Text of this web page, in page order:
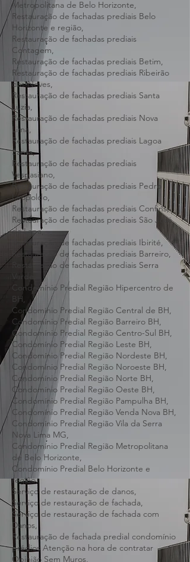
Restauração de fachadas prediais Região
Metropolitana de Belo Horizonte,
Restauração de fachadas prediais Belo
Horizonte e região,
Restauração de fachadas prediais
Contagem,
Restauração de fachadas prediais Betim,
Restauração de fachadas prediais Ribeirão
das Neves,
Restauração de fachadas prediais Santa
Luzia,
Restauração de fachadas prediais Nova
Lima,
Restauração de fachadas prediais Lagoa
Santa,
Restauração de fachadas prediais
Vespasiano,
Restauração de fachadas prediais Pedro
Leopoldo,
Restauração de fachadas prediais Confins,
Restauração de fachadas prediais São José
da Lapa,
Restauração de fachadas prediais Ibirité,
Restauração de fachadas prediais Barreiro,
Restauração de fachadas prediais Serra
Verde,
Condomínio Predial Região Hipercentro de
BH,
Condomínio Predial Região Central de BH,
Condomínio Predial Região Barreiro BH,
Condomínio Predial Região Centro-Sul BH,
Condomínio Predial Região Leste BH,
Condomínio Predial Região Nordeste BH,
Condomínio Predial Região Noroeste BH,
Condomínio Predial Região Norte BH,
Condomínio Predial Região Oeste BH,
Condomínio Predial Região Pampulha BH,
Condomínio Predial Região Venda Nova BH,
Condomínio Predial Região Vila da Serra
Nova Lima MG,
Condomínio Predial Região Metropolitana
de Belo Horizonte,
Condomínio Predial Belo Horizonte e
região,
Serviço de restauração de danos,
Serviço de restauração de fachada,
Serviço de restauração de fachada com
Danos,
Restauração de fachada predial condomínio